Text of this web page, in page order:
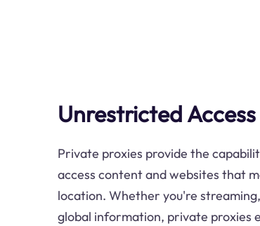
Unrestricted
Private proxies provide the
access content and websites that
location. Whether you're
global information, private proxies